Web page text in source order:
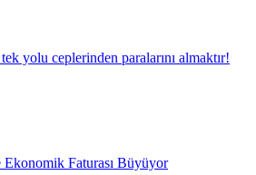
yolu ceplerinden paralarını almaktır!
Ekonomik Faturası Büyüyor